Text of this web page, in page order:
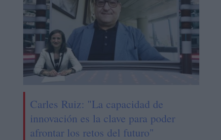
Carles Ruiz: "La capacidad de
innovación es la clave para poder
afrontar los retos del futuro"